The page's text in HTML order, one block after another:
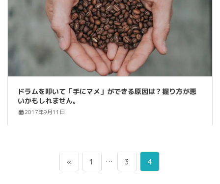
ドラムを叩いて「手にマメ」ができる原因は？握り方が悪
いかもしれません。
2017年9月11日
« ペ
1 … ペ
3 ペ
4